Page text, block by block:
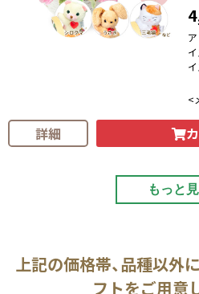
イ
<
詳細
もっと
上記の価格帯、品種以外
フトをご用意